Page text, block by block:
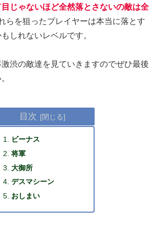
じゃないほど全然落とさないの敵は全
を狙ったプレイヤーは本当に落とす
しれないレベルです。
渋の敵達を見ていきますのでぜひ最後
目次
ビーナス
将軍
大御所
デスマシーン
おしまい